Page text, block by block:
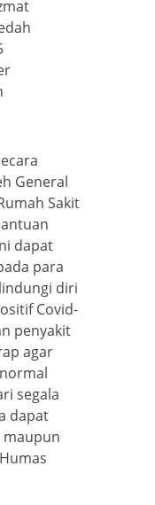
General
Sakit
dapat
para
diri
Covid-
penyakit
agar
segala
dapat